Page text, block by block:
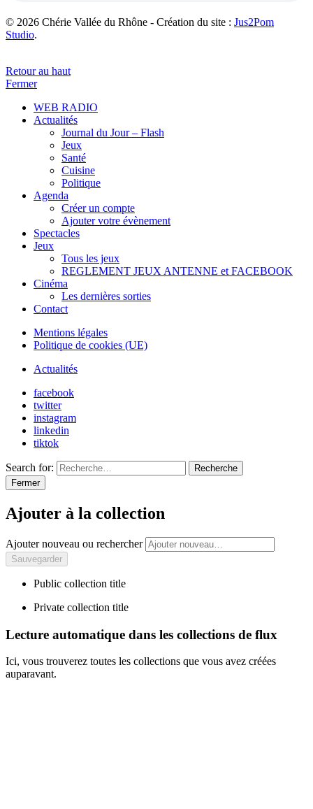
© 2026 Chérie Vallée du Rhône - Création du site : Jus2Pom
Studio.
Retour au haut
Fermer
WEB RADIO
Actualités
Journal du Jour – Flash
Jeux
Santé
Cuisine
Politique
Agenda
Créer un compte
Ajouter votre évènement
Spectacles
Jeux
Tous les jeux
REGLEMENT JEUX ANTENNE et FACEBOOK
Cinéma
Les dernières sorties
Contact
Mentions légales
Politique de cookies (UE)
Actualités
facebook
twitter
instagram
linkedin
tiktok
Search for:
Recherche
Fermer
Ajouter à la collection
Ajouter nouveau ou rechercher
Public collection title
Private collection title
Lecture automatique dans les collections de flux
Ici, vous trouverez toutes les collections que vous avez créées
auparavant.